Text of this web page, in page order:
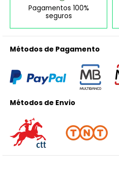
Pagamentos 100%
seguros
Métodos de Pagamento
Métodos de Envio